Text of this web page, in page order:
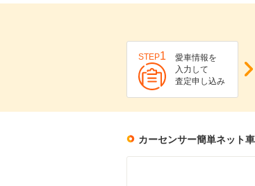
STEP1
愛車情報を
入力して
査定申し込み
カーセンサー簡単ネット